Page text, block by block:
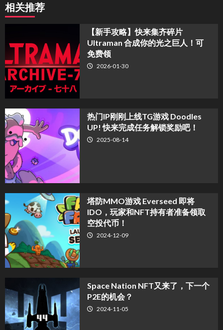
相关推荐
【新手攻略】快来集齐碎片
Ultraman 合成你的光之巨人！可
免费领
2026-01-30
热门IP刚刚上线TG游戏 Doodles
UP! 快来完成任务解锁奖励吧！
2025-08-14
塔防MMO游戏 Everseed 即将
IDO，玩家和NFT持有者准备领取
空投代币！
2024-12-09
Space Nation NFT又来了，下一个
P2E的机会？
2024-11-05